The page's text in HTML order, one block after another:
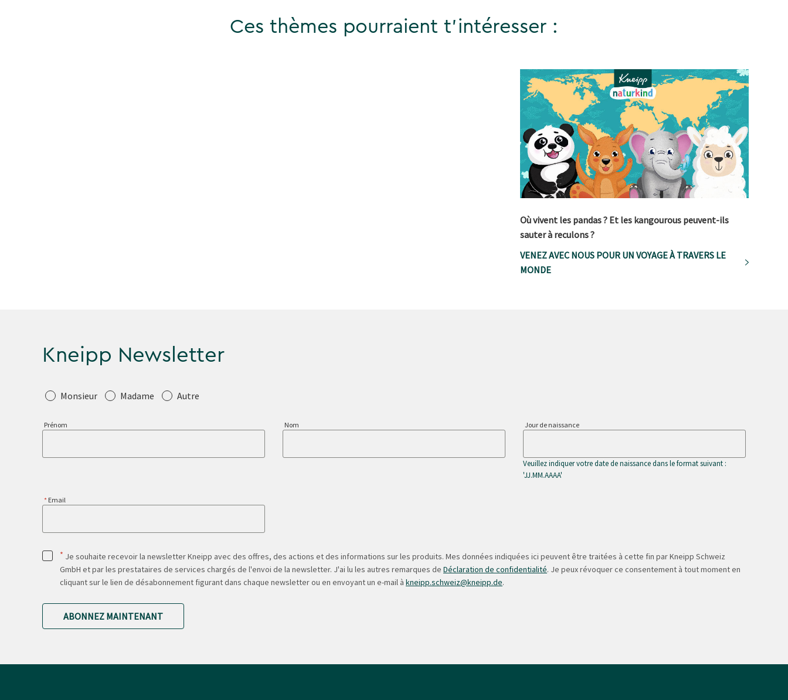
Ces thèmes pourraient t'intéresser :
Où vivent les pandas ? Et les kangourous peuvent-ils
sauter à reculons ?
VENEZ AVEC NOUS POUR UN VOYAGE À TRAVERS LE
MONDE
Kneipp Newsletter
Salutation
Monsieur Madame Autre
Prénom Nom Jour de naissance
Veuillez indiquer votre date de naissance dans le format suivant :
'JJ.MM.AAAA'
Email
* Je souhaite recevoir la newsletter Kneipp avec des offres, des actions et des informations sur les produits. Mes données indiquées ici peuvent être traitées à cette fin par Kneipp Schweiz
GmbH et par les prestataires de services chargés de l'envoi de la newsletter. J'ai lu les autres remarques de Déclaration de confidentialité. Je peux révoquer ce consentement à tout moment en
cliquant sur le lien de désabonnement figurant dans chaque newsletter ou en envoyant un e-mail à kneipp.schweiz@kneipp.de.
ABONNEZ MAINTENANT